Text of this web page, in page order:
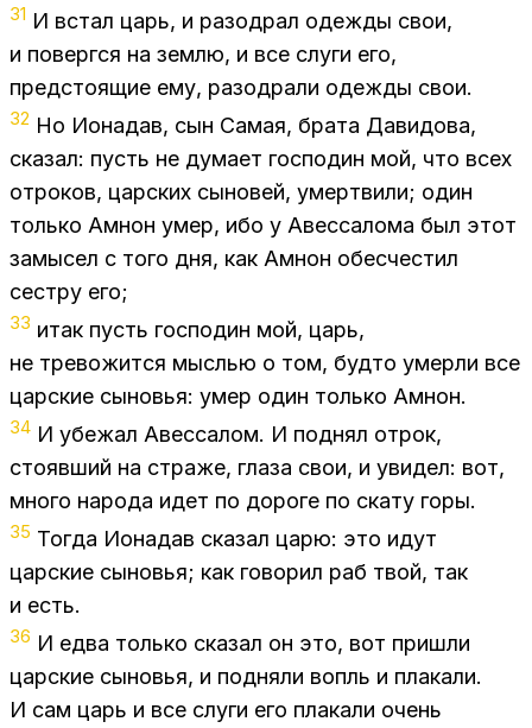
31 И встал царь, и разо­драл одеж­ды свои,
и по­верг­ся на зем­лю, и все слу­ги его,
пред­сто­я­щие ему, разо­дра­ли одеж­ды свои.
32 Но Иона­дав, сын Са­мая, бра­та Да­ви­до­ва,
ска­зал: пусть не ду­ма­ет гос­по­дин мой, что всех
от­ро­ков, цар­ских сы­но­вей, умерт­ви­ли; один
толь­ко Ам­нон умер, ибо у Авес­са­ло­ма был этот
за­мы­сел с того дня, как Ам­нон обес­че­стил
сест­ру его;
33 итак пусть гос­по­дин мой, царь,
не тре­во­жит­ся мыс­лью о том, буд­то умер­ли все
цар­ские сы­но­вья: умер один толь­ко Ам­нон.
34 И убе­жал Авес­са­лом. И под­нял от­рок,
сто­яв­ший на стра­же, гла­за свои, и уви­дел: вот,
мно­го на­ро­да идет по до­ро­ге по ска­ту горы.
35 То­гда Иона­дав ска­зал царю: это идут
цар­ские сы­но­вья; как го­во­рил раб твой, так
и есть.
36 И едва толь­ко ска­зал он это, вот при­шли
цар­ские сы­но­вья, и под­ня­ли вопль и пла­ка­ли.
И сам царь и все слу­ги его пла­ка­ли очень